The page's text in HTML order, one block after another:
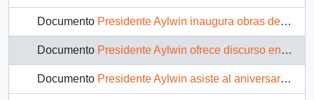
Documento Presidente Aylwin inaugura obras de alcantarillado en el Carmen: video
Documento Presidente Aylwin ofrece discurso en Chillán: video
Documento Presidente Aylwin asiste al aniversario del Acuerdo Nacional para la Transición a la Plena Democracia: video